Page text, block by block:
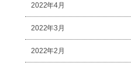
2022年4月
2022年3月
2022年2月